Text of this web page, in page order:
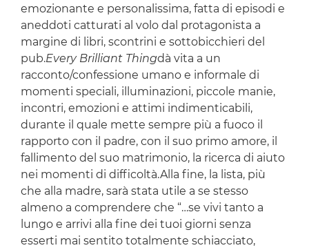
emozionante e personalissima, fatta di episodi e
aneddoti catturati al volo dal protagonista a
margine di libri, scontrini e sottobicchieri del
pub.Every Brilliant Thingdà vita a un
racconto/confessione umano e informale di
momenti speciali, illuminazioni, piccole manie,
incontri, emozioni e attimi indimenticabili,
durante il quale mette sempre più a fuoco il
rapporto con il padre, con il suo primo amore, il
fallimento del suo matrimonio, la ricerca di aiuto
nei momenti di difficoltà.Alla fine, la lista, più
che alla madre, sarà stata utile a se stesso
almeno a comprendere che “…se vivi tanto a
lungo e arrivi alla fine dei tuoi giorni senza
esserti mai sentito totalmente schiacciato,